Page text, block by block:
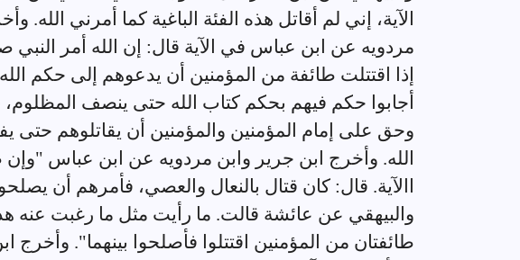
الآية، إني لم أقاتل هذه الفئة الباغية كما أمرني الله.
مردويه عن ابن عباس في الآية قال: إن الله أمر النبي
إذا اقتتلت طائفة من المؤمنين أن يدعوهم إلى حكم
أجابوا حكم فيهم بحكم كتاب الله حتى ينصف
وحق على إمام المؤمنين والمؤمنين أن يقاتلوهم حتى
الله. وأخرج ابن جرير وابن مردويه عن ابن عباس "وإن
االآية. قال: كان قتال بالنعال والعصي، فأمرهم أن
والبيهقي عن عائشة قالت. ما رأيت مثل ما رغبت عنه
طائفتان من المؤمنين اقتتلوا فأصلحوا بينهما".